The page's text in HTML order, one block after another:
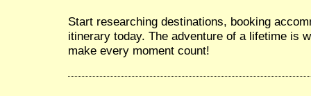
Start researching destinations, booking
itinerary today. The adventure of a lifetime is
make every moment count!